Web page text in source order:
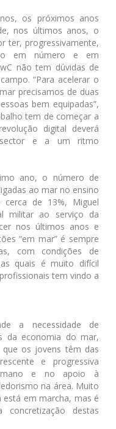
os próximos anos
nos últimos anos, o
ter, progressivamente,
em número e em
não tem dúvidas de
“Para acelerar o
precisamos de duas
bem equipadas”,
tem de começar a
digital deverá
sector e a um ritmo
ano, o número de
ao mar no ensino
cerca de 13%, Miguel
militar ao serviço da
nos últimos anos e
“em mar” é sempre
com condições de
quais é muito difícil
tem vindo a
a necessidade de
da economia do mar,
os jovens têm das
e progressiva
e no apoio à
na área. Muito
em marcha, mas é
destas